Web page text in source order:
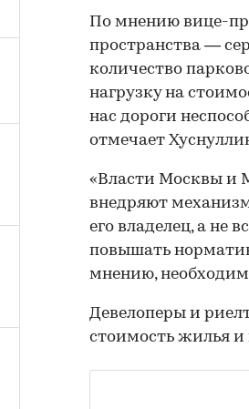
По мнению вице-
пространства —
количество
нагрузку на
нас дороги
отмечает
«Власти Москвы и
внедряют
его владелец, а не
повышать
мнению,
Девелоперы и
стоимость жилья